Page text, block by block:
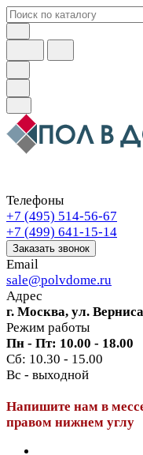
Телефоны
+7 (495) 514-56-67
+7 (499) 641-15-14
Заказать звонок
Email
sale@polvdome.ru
Адрес
г. Москва, ул.
Режим работы
Пн - Пт: 10.00 - 18.00
Сб: 10.30 - 15.00
Вс - выходной
Напишите нам в
правом нижнем углу